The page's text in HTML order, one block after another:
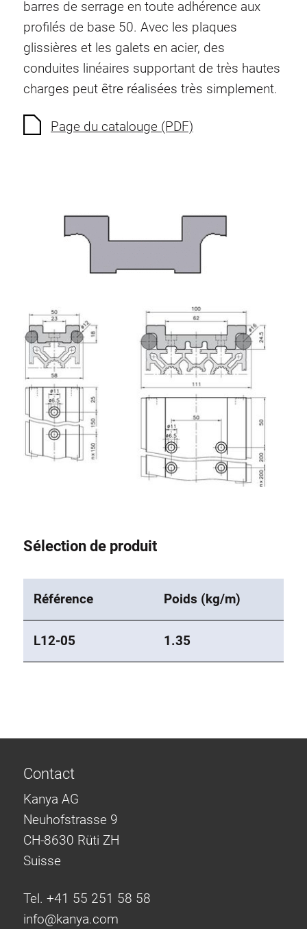
Système de transrouler
barres de serrage en toute adhérence aux
profilés de base 50. Avec les plaques
glissières et les galets en acier, des
conduites linéaires supportant de très hautes
charges peut être réalisées très simplement.
Page du catalouge (PDF)
Sélection de produit
Référence Poids (kg/m)
L12-05 1.35
Contact
Kanya AG
Neuhofstrasse 9
CH-8630 Rüti ZH
Suisse
Tel. +41 55 251 58 58
info@kanya.com